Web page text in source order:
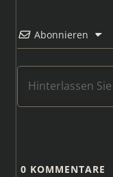
Abonnieren
0 KOMMENTARE